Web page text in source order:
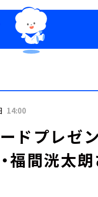
14:00
ドプレゼ
福間洸太朗